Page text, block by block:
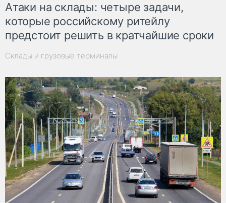
Атаки на склады: четыре задачи,
которые российскому ритейлу
предстоит решить в кратчайшие сроки
Склады и грузовые терминалы